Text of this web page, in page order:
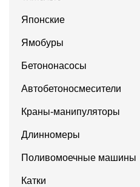
Японские
Ямобуры
Бетононасосы
Автобетоносмесители
Краны-манипуляторы
Длинномеры
Поливомоечные машины
Катки